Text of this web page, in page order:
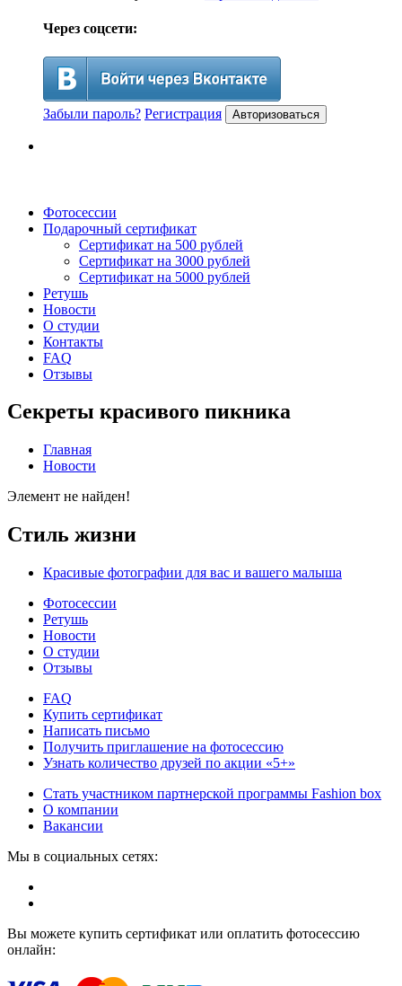
Через соцсети:
Забыли пароль? Регистрация Авторизоваться
Фотосессии
Подарочный сертификат
Сертификат на 500 рублей
Сертификат на 3000 рублей
Сертификат на 5000 рублей
Ретушь
Новости
О студии
Контакты
FAQ
Отзывы
Секреты красивого пикника
Главная
Новости
Элемент не найден!
Стиль жизни
Красивые фотографии для вас и вашего малыша
Фотосессии
Ретушь
Новости
О студии
Отзывы
FAQ
Купить сертификат
Написать письмо
Получить приглашение на фотосессию
Узнать количество друзей по акции «5+»
Стать участником партнерской программы Fashion box
О компании
Вакансии
Мы в социальных сетях:
Вы можете купить сертификат или оплатить фотосессию
онлайн: